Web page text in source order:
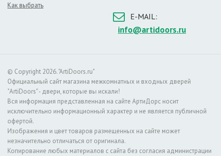
легкость открывания и беспрепятственную работу
Три контура высококачественного EPDM-
Тип коробки:Открытый
Усиление:Семь усиливающих уголков и защитный
карман для замков. Дополнительную стойкость ко взлому
обеспечивают два противосъемных штыря.
Крепление:Двери крепятся анкерными болтами через
коробку (8 отверстий) или с использованием монтажных
пластин (6 шт. в комплекте).
Упаковка:Трехслойный гофрированный картон марки
Т-23, полипропиленовые ленты (стреппинг).
Как выбрать
E-MAIL:
info@artidoors.ru
© Copyright 2026. "ArtiDoors.ru"
Официальный сайт магазина межкомнатных и входных дверей
"ArtiDoors" - двери, которые вы искали!
Вся информация представленная на сайте АртиДорс носит
исключительно информационный характер и не является публичной
офертой.
Изображения и цвет товаров размещенных на сайте может
незначительно отличаться от оригинала.
Копирование любых материалов с сайта без согласия администрации